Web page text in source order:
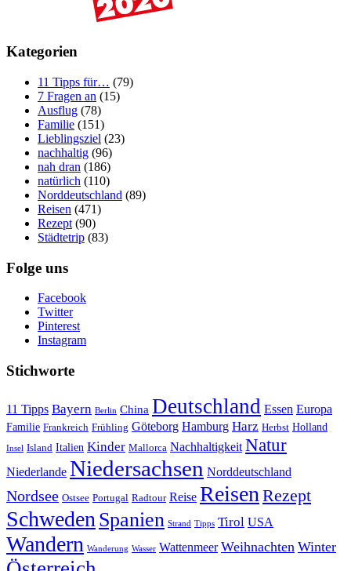
Kategorien
11 Tipps für… (79)
7 Fragen an (15)
Ausflug (78)
Familie (151)
Lieblingsziel (23)
nachhaltig (96)
nah dran (186)
natürlich (110)
Norddeutschland (89)
Reisen (471)
Rezept (90)
Städtetrip (83)
Folge uns
Facebook
Twitter
Pinterest
Instagram
Stichworte
11 Tipps Bayern Berlin China Deutschland Essen Europa
Familie Frankreich Frühling Göteborg Hamburg Harz Herbst Holland
Insel Island Italien Kinder Mallorca Nachhaltigkeit Natur
Niederlande Niedersachsen Norddeutschland
Nordsee Ostsee Portugal Radtour Reise Reisen Rezept
Schweden Spanien Strand Tipps Tirol USA
Wandern Wanderung Wasser Wattenmeer Weihnachten Winter